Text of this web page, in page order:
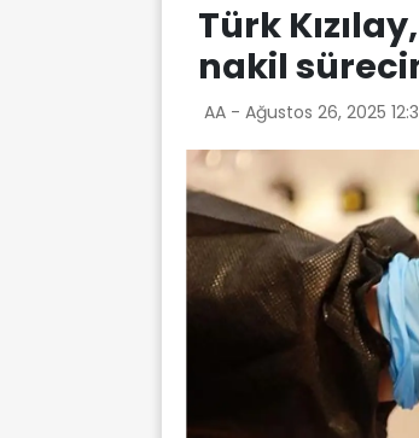
Türk
nakil
AA - Ağustos 26, 2025